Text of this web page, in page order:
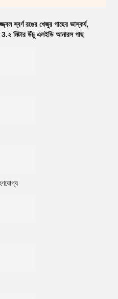
স্বর্ণ রঙের খেজুর গাছের ভাস্কর্য,
3.২ মিটার উঁচু এলইডি আনারস গাছ